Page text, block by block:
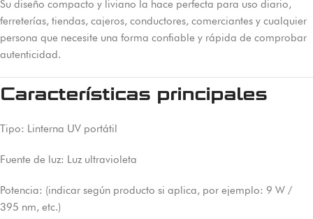
Su diseño compacto y liviano la hace perfecta para uso diario,
ferreterías, tiendas, cajeros, conductores, comerciantes y cualquier
persona que necesite una forma confiable y rápida de comprobar
autenticidad.
Características principales
Tipo: Linterna UV portátil
Fuente de luz: Luz ultravioleta
Potencia: (indicar según producto si aplica, por ejemplo: 9 W /
395 nm, etc.)